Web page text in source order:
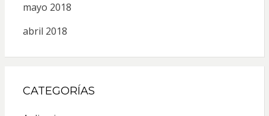
mayo 2018
abril 2018
CATEGORÍAS